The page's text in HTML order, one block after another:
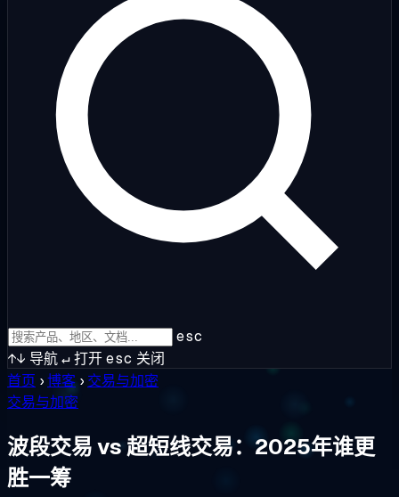
esc
↑↓ 导航↵打开esc 关闭
首页 ›博客 › 交易与加密
交易与加密
波段交易 vs 超短线交易：2025年谁更
胜一筹